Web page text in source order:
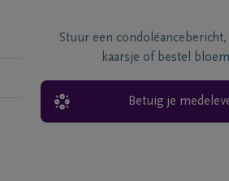
Stuur een condoléancebericht,
kaarsje of bestel
Betuig je